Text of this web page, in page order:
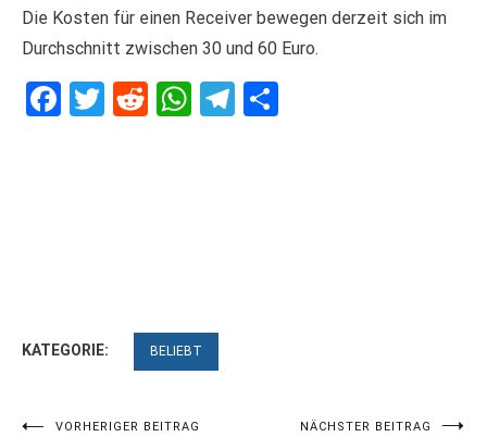
Die Kosten für einen Receiver bewegen derzeit sich im
Durchschnitt zwischen 30 und 60 Euro.
Facebook
Twitter
RedditWhatsApp
Telegram
KATEGORIE: BELIEBT
VORHERIGER BEITRAG NÄCHSTER BEITRAG